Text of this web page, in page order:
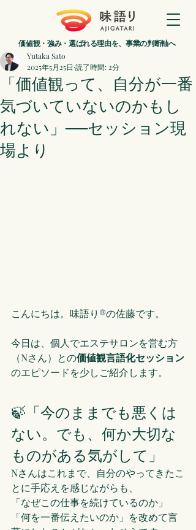
価値観・強み・選ばれる理由を、事業の判断軸へ
「価値観って、自分が一番
気づいていないのかもし
れない」──セッション現
場より
Yutaka Sato
2025年5月25日 読了時間: 2分
こんにちは。味語り®の佐藤です。
今日は、個人でエステサロンを営む方
（Nさん）との価値観言語化セッション
のエピソードを少しご紹介します。
🍃「今のままでも悪くは
ない。でも、何か大切な
ものがある気がして」
Nさんはこれまで、自分のやってきたこ
とに手応えを感じながらも、
「なぜこの仕事を続けているのか」
「何を一番伝えたいのか」を改めて言